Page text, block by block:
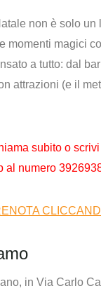
non è solo un
momenti magici
a tutto: dal
attrazioni (e il
subito o
al numero
in Via Carlo